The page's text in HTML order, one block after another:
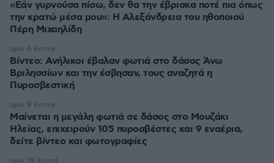
«Εάν γυρνούσα πίσω, δεν θα την έβρισκα ποτέ πια όπως
την κρατώ μέσα μου»: Η Αλεξάνδρεια του ηθοποιού
Πέρη Μιχαηλίδη
Βίντεο: Ανήλικοι έβαλαν φωτιά στο δάσος Άνω
Βριλησσίων και την έσβησαν, τους αναζητά η
Πυροσβεστική
πριν 6 λεπτά
Μαίνεται η μεγάλη φωτιά σε δάσος στο Μουζάκι
Ηλείας, επιχειρούν 105 πυροσβέστες και 9 εναέρια,
δείτε βίντεο και φωτογραφίες
πριν 9 λεπτά
πριν 18 λεπτά